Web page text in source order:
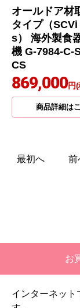
オールドア材
タイプ（
s） 海外製食
機 G-7984-C-
CS
869,000円
商品詳細は
最初へ 前
お
インターネット